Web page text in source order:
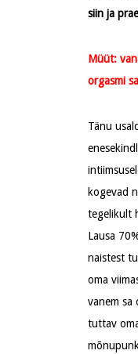
siin ja
Müüt:
orgasmi
Tänu
kogevad
tegelikult
Lausa
naistest
oma
vanem sa
tuttav